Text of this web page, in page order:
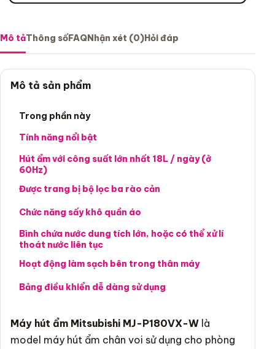
Mô tảThông sốFAQNhận xét (0)Hỏi đáp
Mô tả sản phẩm
Trong phần này
Tính năng nổi bật
Hút ẩm với công suất lớn nhất 18L / ngày (ở
60Hz)
Được trang bị bộ lọc ba rào cản
Chức năng sấy khô quần áo
Bình chứa nước dung tích lớn, hoặc có thể xử lí
thoát nước liên tục
Hoạt động làm sạch bên trong thân máy
Bảng điều khiển dễ dàng sử dụng
Máy hút ẩm Mitsubishi MJ-P180VX-W là
model máy hút ẩm chân voi sử dụng cho phòng